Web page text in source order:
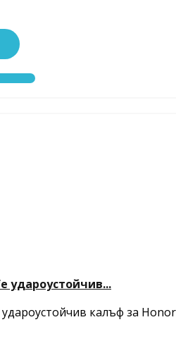
удароустойчив...
калъф за Honor